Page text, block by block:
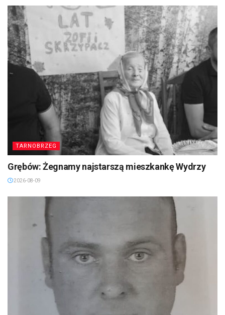
TARNOBRZEG
Grębów: Żegnamy najstarszą mieszkankę Wydrzy
2026-08-09